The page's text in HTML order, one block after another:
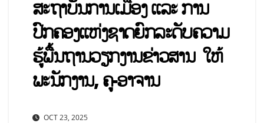
ສະຖາບັນການເມືອງ ແລະ ການ
ປົກຄອງແຫ່ງຊາດຍົກລະດັບຄວາມ
ຮູ້ພື້ນຖານວຽກງານຂ່າວສານ ໃຫ້
ພະນັກງານ, ຄູ-ອາຈານ
OCT 23, 2025